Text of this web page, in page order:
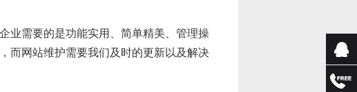
业需要的是功能实用、简单精美、管理操
而网站维护需要我们及时的更新以及解决
咨询
咨询